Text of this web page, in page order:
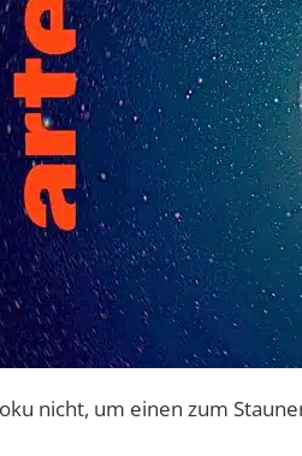
nicht, um einen zum